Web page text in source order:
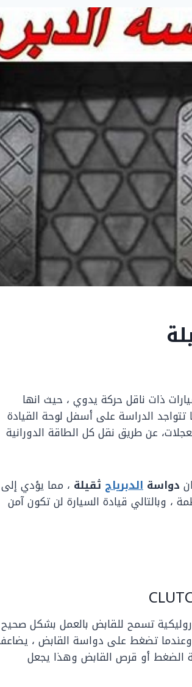
ذات ناقل حركة يدوي ، حيث انها
الدراسة على أسفل لوحة القيادة
عن طريق نقل كل الطاقة الدورانية
دواسة الدبرياج ثقيلة ، مما يؤدي إلى
وبالتالي قيادة السيارة لن تكون آمن
تسمح للقابض بالعمل بشكل
وعندما تضغط على دواسة القابض ،
الضغط أو قرص القابض وهذا يجعل